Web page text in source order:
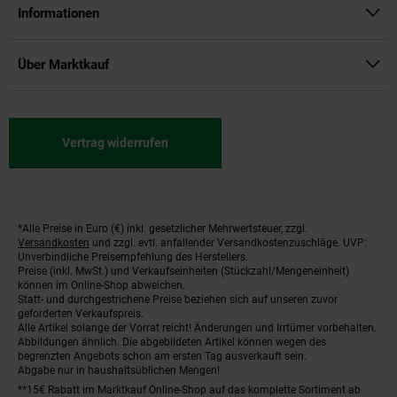
Informationen
Über Marktkauf
Vertrag widerrufen
Fußnoten
*Alle Preise in Euro (€) inkl. gesetzlicher Mehrwertsteuer, zzgl.
Versandkosten und zzgl. evtl. anfallender Versandkostenzuschläge. UVP:
Unverbindliche Preisempfehlung des Herstellers.
Preise (inkl. MwSt.) und Verkaufseinheiten (Stückzahl/Mengeneinheit)
können im Online-Shop abweichen.
Statt- und durchgestrichene Preise beziehen sich auf unseren zuvor
geforderten Verkaufspreis.
Alle Artikel solange der Vorrat reicht! Änderungen und Irrtümer vorbehalten.
Abbildungen ähnlich. Die abgebildeten Artikel können wegen des
begrenzten Angebots schon am ersten Tag ausverkauft sein.
Abgabe nur in haushaltsüblichen Mengen!
**15€ Rabatt im Marktkauf Online-Shop auf das komplette Sortiment ab